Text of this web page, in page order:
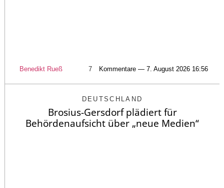
Benedikt Rueß 7 Kommentare — 7. August 2026 16:56
DEUTSCHLAND
Brosius-Gersdorf plädiert für
Behördenaufsicht über „neue Medien“